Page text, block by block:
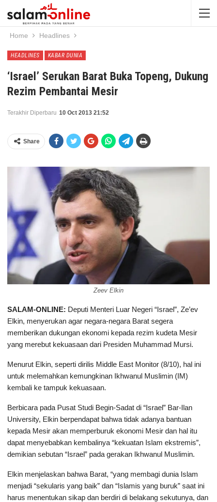
Home Headlines
HEADLINES KABAR DUNIA
‘Israel’ Serukan Barat Buka Topeng, Dukung
Rezim Pembantai Mesir
Terakhir Diperbaru 10 Oct 2013 21:52
Share
Zeev Elkin
SALAM-ONLINE: Deputi Menteri Luar Negeri “Israel”, Ze’ev
Elkin, menyerukan agar negara-negara Barat segera
memberikan dukungan ekonomi kepada rezim kudeta Mesir
yang merebut kekuasaan dari Presiden Muhammad Mursi.
Menurut Elkin, seperti dirilis Middle East Monitor (8/10), hal ini
untuk melemahkan kemungkinan Ikhwanul Muslimin (IM)
kembali ke tampuk kekuasaan.
Berbicara pada Pusat Studi Begin-Sadat di “Israel” Bar-Ilan
University, Elkin berpendapat bahwa tidak adanya bantuan
kepada Mesir akan memperburuk ekonomi Mesir dan hal itu
dapat menyebabkan kembalinya “kekuatan Islam ekstremis”,
demikian sebutan “Israel” pada gerakan Ikhwanul Muslimin.
Elkin menjelaskan bahwa Barat, “yang membagi dunia Islam
menjadi “sekularis yang baik” dan “Islamis yang buruk” saat ini
harus menentukan sikap dan berdiri di belakang sekutunya, dan